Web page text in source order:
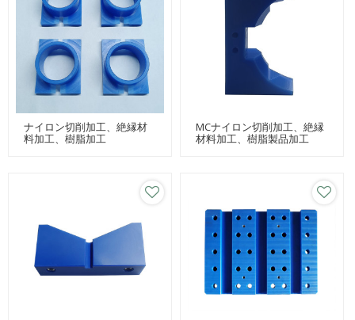
ナイロン切削加工、絶縁材
料加工、樹脂加工
MCナイロン切削加工、絶縁
材料加工、樹脂製品加工